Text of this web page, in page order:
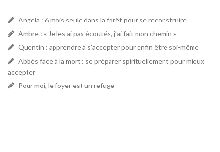
Angela : 6 mois seule dans la forêt pour se reconstruire
Ambre : « Je les ai pas écoutés, j’ai fait mon chemin »
Quentin : apprendre à s’accepter pour enfin être soi-même
Abbès face à la mort : se préparer spirituellement pour mieux
accepter
Pour moi, le foyer est un refuge